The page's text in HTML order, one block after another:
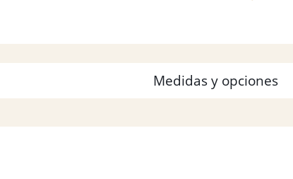
Medidas y opciones